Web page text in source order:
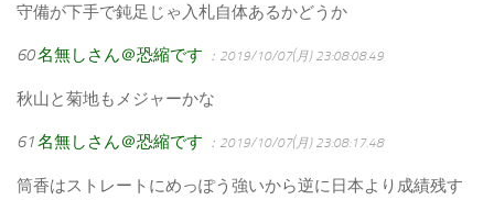
守備が下手で鈍足じゃ入札自体あるかどうか
60名無しさん＠恐縮です ：2019/10/07(月) 23:08:08.49
秋山と菊地もメジャーかな
61名無しさん＠恐縮です ：2019/10/07(月) 23:08:17.48
筒香はストレートにめっぽう強いから逆に日本より成績残す